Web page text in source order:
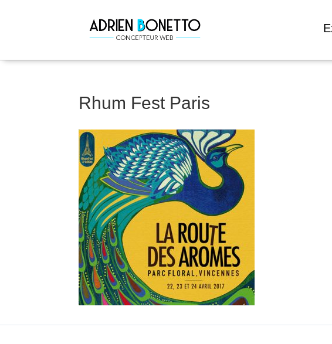
Rhum Fest Paris